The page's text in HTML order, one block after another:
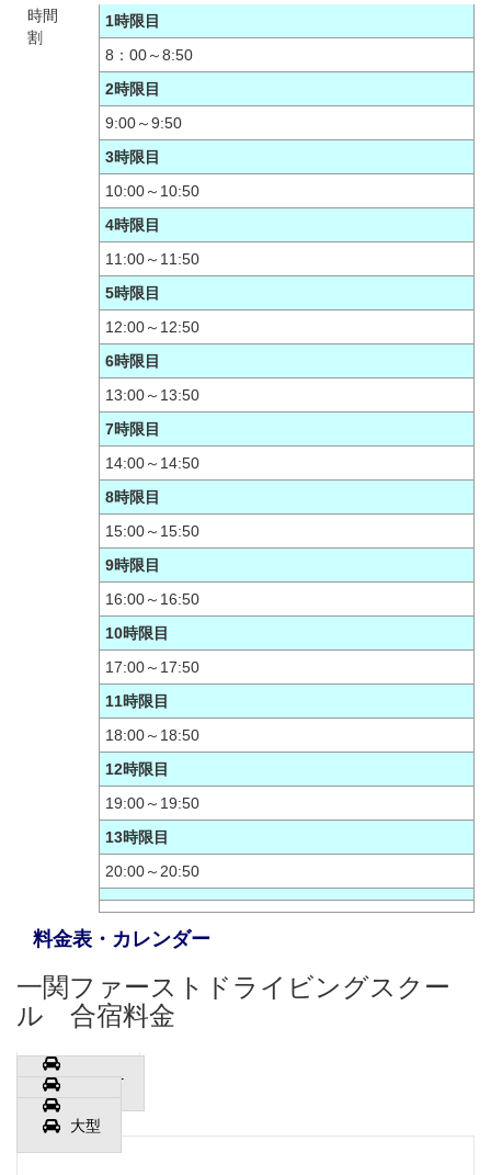
時間
割
1時限目
8：00～8:50
2時限目
9:00～9:50
3時限目
10:00～10:50
4時限目
11:00～11:50
5時限目
12:00～12:50
6時限目
13:00～13:50
7時限目
14:00～14:50
8時限目
15:00～15:50
9時限目
16:00～16:50
10時限目
17:00～17:50
11時限目
18:00～18:50
12時限目
19:00～19:50
13時限目
20:00～20:50
料金表・カレンダー
一関ファーストドライビングスクー
ル 合宿料金
普通MT
大型